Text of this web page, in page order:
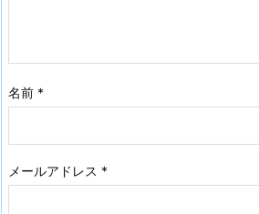
名前 *
メールアドレス *